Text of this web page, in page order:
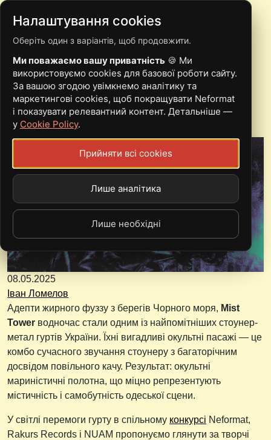
ПРО ЗУСТРІЧ МОРЯ І
ПУСТЕЛІ: ІНТЕРВ’Ю З
ГУРТОМ MIST TOWER
08.05.2025
Іван Ломелов
Адепти жирного фуззу з берегів Чорного моря, Mist
Tower водночас стали одним із найпомітніших стоунер-
метал гуртів України. Їхні вигадливі окультні пасажі — це
комбо сучасного звучання стоунеру з багаторічним
досвідом повільного качу. Результат: окультні
мариністичні полотна, що міцно репрезентують
містичність і самобутність одеської сцени.
У світлі перемоги гурту в спільному конкурсі Neformat,
Rakurs Records і NUAM пропонуємо глянути за творчі
Налаштування cookies
Оберіть один з варіантів, щоб продовжити.
Ми поважаємо вашу приватність 🍪 Ми
використовуємо cookies для базової роботи сайту.
За вашою згодою увімкнемо аналітику та
маркетингові cookies, щоб покращувати Neformat
і показувати релевантний контент. Детальніше —
у Cookie Policy.
Прийняти всі cookies
Лише аналітика
Лише необхідні